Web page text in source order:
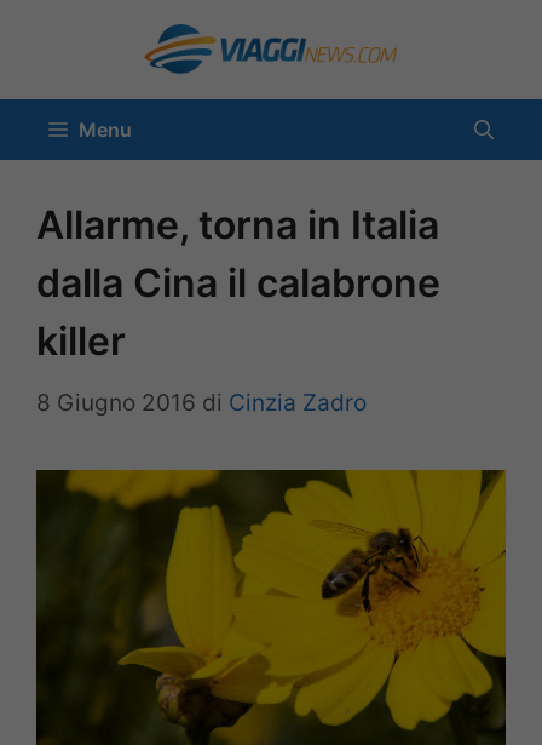
contenuto
Menu
Allarme, torna in Italia
dalla Cina il calabrone
killer
8 Giugno 2016 di Cinzia Zadro